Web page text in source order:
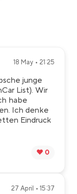
18 May • 21:25
junge
List). Wir
habe
Ich denke
Eindruck
❤️ 0
27 April • 15:37